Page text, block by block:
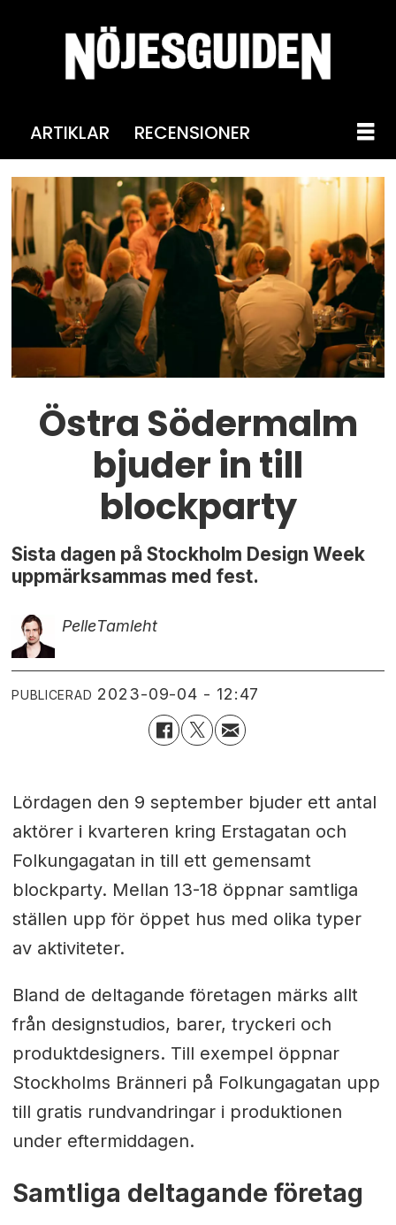
ARTIKLAR RECENSIONER
Östra Södermalm
bjuder in till
blockparty
Sista dagen på Stockholm Design Week
uppmärksammas med fest.
PelleTamleht
PUBLICERAD 2023-09-04 - 12:47
Lördagen den 9 september bjuder ett antal
aktörer i kvarteren kring Erstagatan och
Folkungagatan in till ett gemensamt
blockparty. Mellan 13-18 öppnar samtliga
ställen upp för öppet hus med olika typer
av aktiviteter.
Bland de deltagande företagen märks allt
från designstudios, barer, tryckeri och
produktdesigners. Till exempel öppnar
Stockholms Bränneri på Folkungagatan upp
till gratis rundvandringar i produktionen
under eftermiddagen.
Samtliga deltagande företag